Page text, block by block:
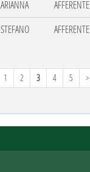
ARIANNA
AFFERENTE
STEFANO AFFERENTE
1 2 3 4 5 >